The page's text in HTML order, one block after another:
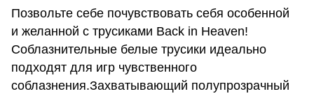
Позвольте себе почувствовать себя особенной
и желанной с трусиками Back in Heaven!
Соблазнительные белые трусики идеально
подходят для игр чувственного
соблазнения.Захватывающий полупрозрачный